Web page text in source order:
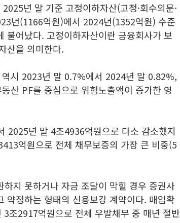
년 말 기준 고정이하자산(고정·회수의문·
년(1166억원)에서 2024년(1352억원) 수준
불어났다. 고정이하자산이란 금융회사가 보
산을 의미한다.
시 2023년 말 0.7%에서 2024년 말 0.82%,
산 PF를 중심으로 위험노출액이 증가한 영
2025년 말 4조4936억원으로 다소 감소했지
억원으로 전체 채무보증의 가장 큰 비중(5
지 못하거나 자금 조달이 막힐 경우 증권사
약정하는 형태의 신용보강 계약이다. 매입확
조2917억원으로 전체 우발채무 중 매년 절반